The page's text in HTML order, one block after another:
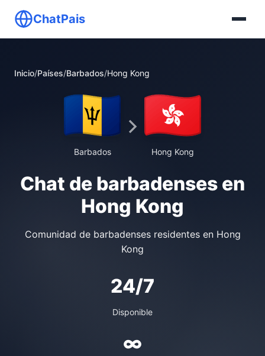
ChatPais
Inicio/Países/Barbados/Hong Kong
Barbados Hong Kong
Chat de barbadenses en
Hong Kong
Comunidad de barbadenses residentes en Hong
Kong
24/7
Disponible
∞